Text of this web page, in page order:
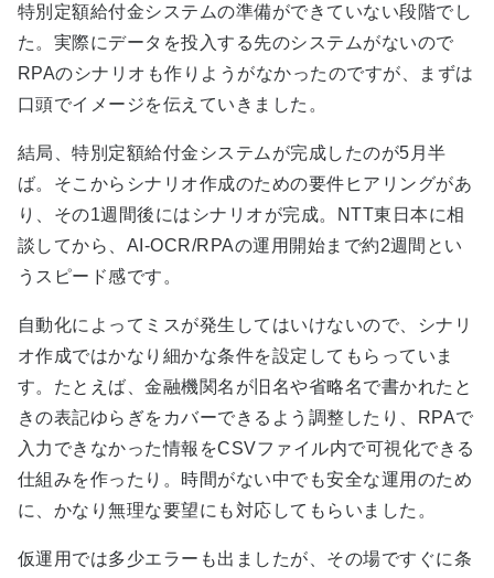
特別定額給付金システムの準備ができていない段階でし
た。実際にデータを投入する先のシステムがないので
RPAのシナリオも作りようがなかったのですが、まずは
口頭でイメージを伝えていきました。
結局、特別定額給付金システムが完成したのが5月半
ば。そこからシナリオ作成のための要件ヒアリングがあ
り、その1週間後にはシナリオが完成。NTT東日本に相
談してから、AI-OCR/RPAの運用開始まで約2週間とい
うスピード感です。
自動化によってミスが発生してはいけないので、シナリ
オ作成ではかなり細かな条件を設定してもらっていま
す。たとえば、金融機関名が旧名や省略名で書かれたと
きの表記ゆらぎをカバーできるよう調整したり、RPAで
入力できなかった情報をCSVファイル内で可視化できる
仕組みを作ったり。時間がない中でも安全な運用のため
に、かなり無理な要望にも対応してもらいました。
仮運用では多少エラーも出ましたが、その場ですぐに条